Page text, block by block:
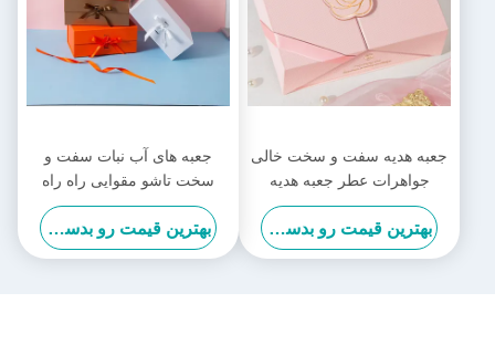
جعبه هدیه سفت و سخت خالی
جواهرات عطر جعبه هدیه
لوکس آرم سفارشی
بهترین قیمت رو بدست بیار
جعبه های آب نبات سفت و
سخت تاشو مقوایی راه راه
جعبه هدیه لباس برای تعطیلات
بهترین قیمت رو بدست بیار